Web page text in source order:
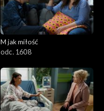
M jak miłość
odc. 1608